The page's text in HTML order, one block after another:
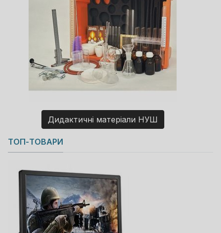
Дидактичні матеріали НУШ
Copyright MAXXmarketing GmbH
JoomShopping Download & Support
ТОП-ТОВАРИ